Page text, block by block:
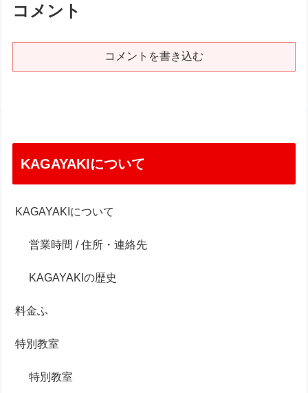
コメント
コメントを書き込む
KAGAYAKIについて
KAGAYAKIについて
営業時間 / 住所・連絡先
KAGAYAKIの歴史
料金ふ
特別教室
特別教室